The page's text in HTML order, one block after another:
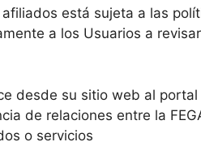
está sujeta a las
a los Usuarios a
desde su sitio web al
de relaciones entre la
o servicios